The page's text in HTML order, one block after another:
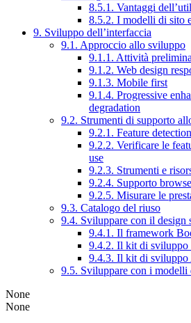
8.5.1. Vantaggi
8.5.2. I modelli di sito
9. Sviluppo dell’interfaccia
9.1. Approccio allo sviluppo
9.1.1. Attività
9.1.2. Web design
9.1.3. Mobile first
9.1.4. Progressive
degradation
9.2. Strumenti di supporto
9.2.1. Feature detection
9.2.2. Verificare le
use
9.2.3. Strumenti e
9.2.4. Supporto
9.2.5. Misurare le
9.3. Catalogo del riuso
9.4. Sviluppare con il design
9.4.1. Il framework
9.4.2. Il kit di sviluppo
9.4.3. Il kit di sviluppo
9.5. Sviluppare con i modelli
None
None